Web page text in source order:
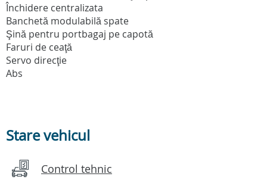
Închidere centralizata
Banchetă modulabilă spate
Şină pentru portbagaj pe capotă
Faruri de ceaţă
Servo direcţie
Abs
Stare vehicul
Control tehnic